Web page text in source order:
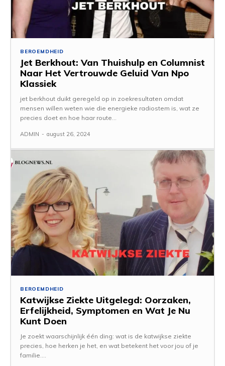
BEROEMDHEID
Jet Berkhout: Van Thuishulp en Columnist
Naar Het Vertrouwde Geluid Van Npo
Klassiek
jet berkhout duikt geregeld op in zoekresultaten omdat
mensen willen weten wie die energieke radiostem is, wat ze
precies doet en hoe haar route...
ADMIN - august 26, 2024
BEROEMDHEID
Katwijkse Ziekte Uitgelegd: Oorzaken,
Erfelijkheid, Symptomen en Wat Je Nu
Kunt Doen
Je zoekt waarschijnlijk één ding: wat is de katwijkse ziekte
precies, hoe herken je het, en wat betekent het voor jou of je
familie....